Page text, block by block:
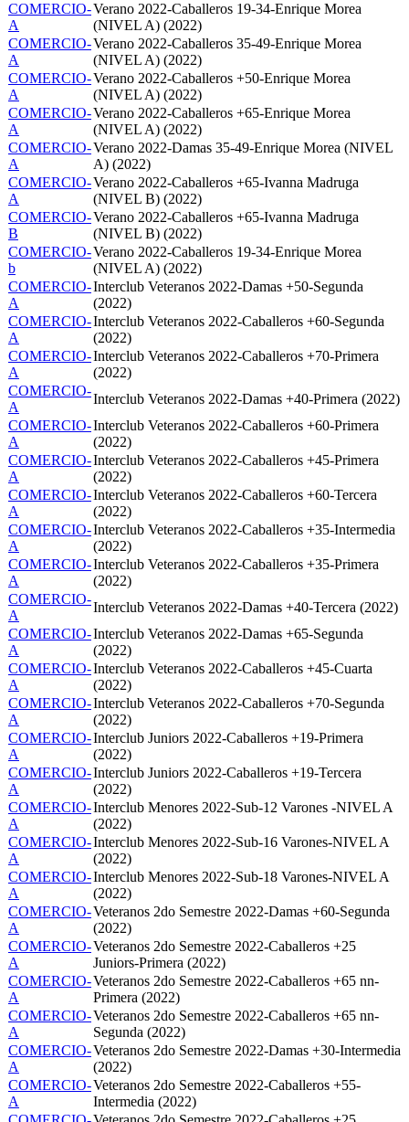
COMERCIO-
A
Verano 2022-Caballeros 19-34-Enrique Morea
(NIVEL A) (2022)
COMERCIO-
A
Verano 2022-Caballeros 35-49-Enrique Morea
(NIVEL A) (2022)
COMERCIO-
A
Verano 2022-Caballeros +50-Enrique Morea
(NIVEL A) (2022)
COMERCIO-
A
Verano 2022-Caballeros +65-Enrique Morea
(NIVEL A) (2022)
COMERCIO-
A
Verano 2022-Damas 35-49-Enrique Morea (NIVEL
A) (2022)
COMERCIO-
A
Verano 2022-Caballeros +65-Ivanna Madruga
(NIVEL B) (2022)
COMERCIO-
B
Verano 2022-Caballeros +65-Ivanna Madruga
(NIVEL B) (2022)
COMERCIO-
b
Verano 2022-Caballeros 19-34-Enrique Morea
(NIVEL A) (2022)
COMERCIO-
A
Interclub Veteranos 2022-Damas +50-Segunda
(2022)
COMERCIO-
A
Interclub Veteranos 2022-Caballeros +60-Segunda
(2022)
COMERCIO-
A
Interclub Veteranos 2022-Caballeros +70-Primera
(2022)
COMERCIO-
A
Interclub Veteranos 2022-Damas +40-Primera (2022)
COMERCIO-
A
Interclub Veteranos 2022-Caballeros +60-Primera
(2022)
COMERCIO-
A
Interclub Veteranos 2022-Caballeros +45-Primera
(2022)
COMERCIO-
A
Interclub Veteranos 2022-Caballeros +60-Tercera
(2022)
COMERCIO-
A
Interclub Veteranos 2022-Caballeros +35-Intermedia
(2022)
COMERCIO-
A
Interclub Veteranos 2022-Caballeros +35-Primera
(2022)
COMERCIO-
A
Interclub Veteranos 2022-Damas +40-Tercera (2022)
COMERCIO-
A
Interclub Veteranos 2022-Damas +65-Segunda
(2022)
COMERCIO-
A
Interclub Veteranos 2022-Caballeros +45-Cuarta
(2022)
COMERCIO-
A
Interclub Veteranos 2022-Caballeros +70-Segunda
(2022)
COMERCIO-
A
Interclub Juniors 2022-Caballeros +19-Primera
(2022)
COMERCIO-
A
Interclub Juniors 2022-Caballeros +19-Tercera
(2022)
COMERCIO-
A
Interclub Menores 2022-Sub-12 Varones -NIVEL A
(2022)
COMERCIO-
A
Interclub Menores 2022-Sub-16 Varones-NIVEL A
(2022)
COMERCIO-
A
Interclub Menores 2022-Sub-18 Varones-NIVEL A
(2022)
COMERCIO-
A
Veteranos 2do Semestre 2022-Damas +60-Segunda
(2022)
COMERCIO-
A
Veteranos 2do Semestre 2022-Caballeros +25
Juniors-Primera (2022)
COMERCIO-
A
Veteranos 2do Semestre 2022-Caballeros +65 nn-
Primera (2022)
COMERCIO-
A
Veteranos 2do Semestre 2022-Caballeros +65 nn-
Segunda (2022)
COMERCIO-
A
Veteranos 2do Semestre 2022-Damas +30-Intermedia
(2022)
COMERCIO-
A
Veteranos 2do Semestre 2022-Caballeros +55-
Intermedia (2022)